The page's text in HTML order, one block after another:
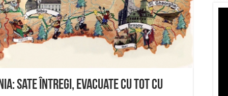
Sate întregi, evacuate cu tot cu